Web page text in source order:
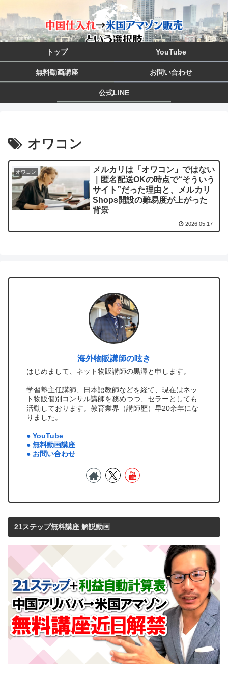
トップ YouTube
無料動画講座 お問い合わせ
公式LINE
オワコン
オワコン
メルカリは「オワコン」ではない
｜匿名配送OKの時点で“そういう
サイト”だった理由と、メルカリ
Shops開設の難易度が上がった
背景
2026.05.17
海外物販講師の呟き
はじめまして、ネット物販講師の黒澤と申します。
学習塾主任講師、日本語教師などを経て、現在はネッ
ト物販個別コンサル講師を務めつつ、セラーとしても
活動しております。教育業界（講師歴）早20余年にな
りました。
● YouTube
● 無料動画講座
● お問い合わせ
21ステップ無料講座 解説動画